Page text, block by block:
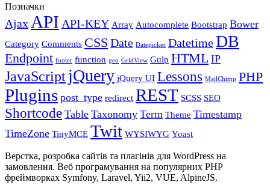
Позначки
Ajax API API-KEY Array Autocomplete Bootstrap Bower
Category Comments CSS Date Datepicker DatetimeDB
Endpoint footer function geo GridView Gulp HTML IP
JavaScriptjQuery jQuery UI Lessons MailChimp PHP
Plugins post_type redirect REST SCSS SEO
Shortcode Table Taxonomy Term Theme Timestamp
TimeZone TinyMCE Twit WYSIWYG Yoast
Верстка, розробка сайтів та плагінів для WordPress на
замовлення. Веб програмування на популярних PHP
фреймворках Symfony, Laravel, Yii2, VUE, AlpineJS.